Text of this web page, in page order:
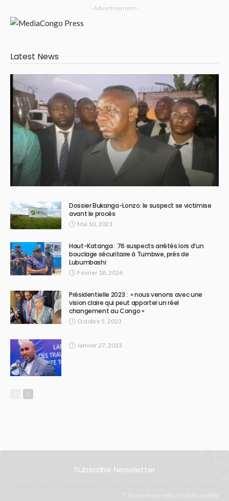
- Advertisement -
Latest News
Dossier Bukanga-Lonzo: le suspect se victimise
avant le procès
Mai 10, 2021
Haut-Katanga : 76 suspects arrêtés lors d’un
bouclage sécuritaire à Tumbwe, près de
Lubumbashi
Février 18, 2026
Présidentielle 2023 : » nous venons avec une
vision claire qui peut apporter un réel
changement au Congo «
Octobre 5, 2023
Janvier 27, 2023
Subscribe Newsletter
Receive our editor's picks weekly